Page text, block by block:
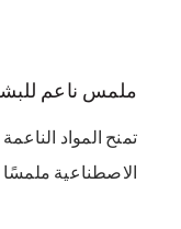
ملمس ناعم
الاصطناعية ملمسًا